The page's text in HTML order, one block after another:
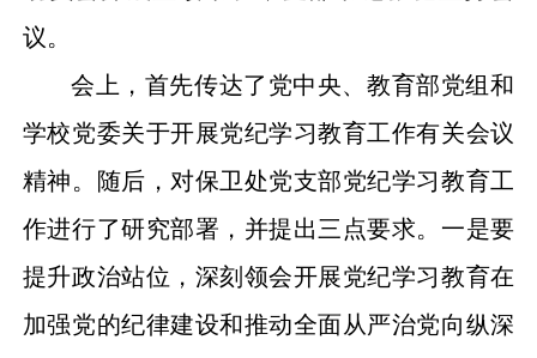
议。
会上，首先传达了党中央、教育部党组和
学校党委关于开展党纪学习教育工作有关会议
精神。随后，对保卫处党支部党纪学习教育工
作进行了研究部署，并提出三点要求。一是要
提升政治站位， 深刻领会开展党纪学习教育在
加强党的纪律建设和推动全面从严治党向纵深